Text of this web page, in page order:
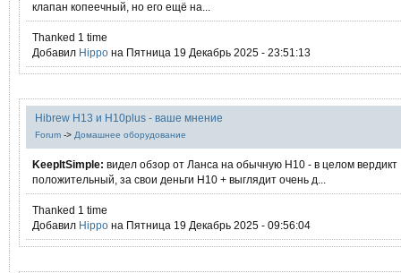
клапан копеечный, но его ещё на...
Thanked 1 time
Добавил Hippo на Пятница 19 Декабрь 2025 - 23:51:13
Hibrew H13 и H10plus - ваше мнение
Forum -> Домашнее оборудование
KeepItSimple: видел обзор от Ланса на обычную Н10 - в целом вердикт
положительный, за свои деньги Н10 + выглядит очень д...
Thanked 1 time
Добавил Hippo на Пятница 19 Декабрь 2025 - 09:56:04